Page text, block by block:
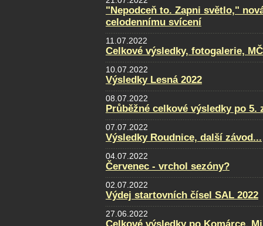
"Nepodceň to. Zapni světlo,"
celodennímu svícení
11.07.2022
Celkové výsledky, fotogalerie,
10.07.2022
Výsledky Lesná 2022
08.07.2022
Průběžné celkové výsledky po 5.
07.07.2022
Výsledky Roudnice, další závod...
04.07.2022
Červenec - vrchol sezóny?
02.07.2022
Výdej startovních čísel SAL 2022
27.06.2022